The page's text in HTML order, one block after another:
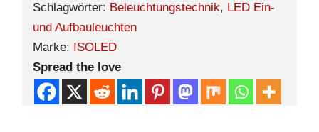
Schlagwörter: Beleuchtungstechnik, LED Ein-
und Aufbauleuchten
Marke: ISOLED
Spread the love